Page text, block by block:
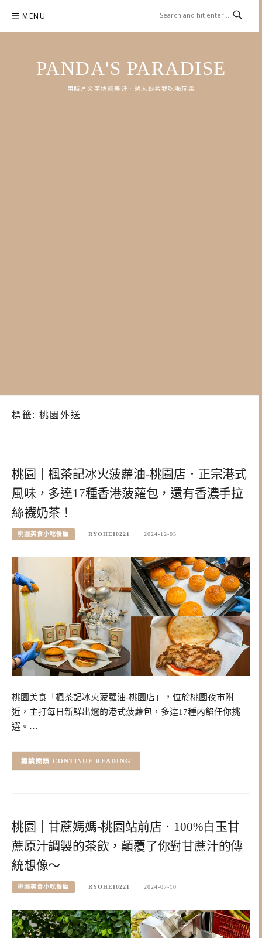
content
MENU
PANDA'S PARADISE
用照片文字傳遞美好．週末跟著我吃喝玩樂
標籤: 桃園外送
桃園｜楓茶記冰火菠蘿油-桃園店．正宗港式
風味，多達17種香港菠蘿包，還有香濃手拉
絲襪奶茶！
桃園美食小吃餐廳 RYOHEI0221 2024-12-03
桃園美食「楓茶記冰火菠蘿油-桃園店」，位於桃園夜市附
近，主打每日新鮮出爐的港式菠蘿包，多達17種內餡任你挑
選。…
CONTINUE READING
桃園｜甘蔗媽媽-桃園站前店．100%白玉甘
蔗原汁調製的茶飲，顛覆了你對甘蔗汁的傳
統想像～
桃園美食小吃餐廳 RYOHEI0221 2024-07-10